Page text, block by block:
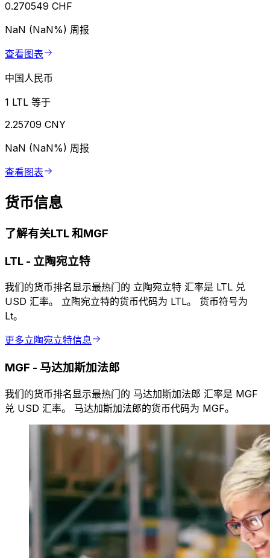
0.270549 CHF
NaN (NaN%) 周报
查看图表
中国人民币
1 LTL 等于
2.25709 CNY
NaN (NaN%) 周报
查看图表
货币信息
了解有关LTL 和MGF
LTL - 立陶宛立特
我们的货币排名显示最热门的 立陶宛立特 汇率是 LTL 兑
USD 汇率。 立陶宛立特的货币代码为 LTL。 货币符号为
Lt。
更多立陶宛立特信息
MGF - 马达加斯加法郎
我们的货币排名显示最热门的 马达加斯加法郎 汇率是 MGF
兑 USD 汇率。 马达加斯加法郎的货币代码为 MGF。